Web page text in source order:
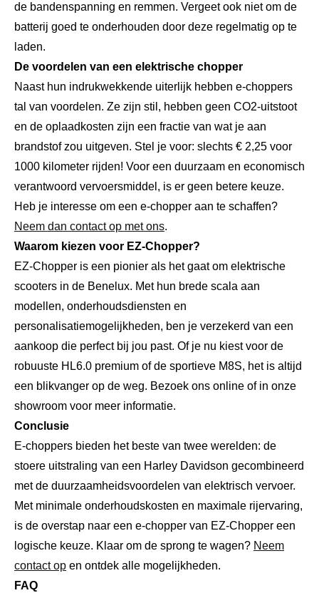
de bandenspanning en remmen. Vergeet ook niet om de
batterij goed te onderhouden door deze regelmatig op te
laden.
De voordelen van een elektrische chopper
Naast hun indrukwekkende uiterlijk hebben e-choppers
tal van voordelen. Ze zijn stil, hebben geen CO2-uitstoot
en de oplaadkosten zijn een fractie van wat je aan
brandstof zou uitgeven. Stel je voor: slechts € 2,25 voor
1000 kilometer rijden! Voor een duurzaam en economisch
verantwoord vervoersmiddel, is er geen betere keuze.
Heb je interesse om een e-chopper aan te schaffen?
Neem dan contact op met ons.
Waarom kiezen voor EZ-Chopper?
EZ-Chopper is een pionier als het gaat om elektrische
scooters in de Benelux. Met hun brede scala aan
modellen, onderhoudsdiensten en
personalisatiemogelijkheden, ben je verzekerd van een
aankoop die perfect bij jou past. Of je nu kiest voor de
robuuste HL6.0 premium of de sportieve M8S, het is altijd
een blikvanger op de weg. Bezoek ons online of in onze
showroom voor meer informatie.
Conclusie
E-choppers bieden het beste van twee werelden: de
stoere uitstraling van een Harley Davidson gecombineerd
met de duurzaamheidsvoordelen van elektrisch vervoer.
Met minimale onderhoudskosten en maximale rijervaring,
is de overstap naar een e-chopper van EZ-Chopper een
logische keuze. Klaar om de sprong te wagen? Neem
contact open ontdek alle mogelijkheden.
FAQ